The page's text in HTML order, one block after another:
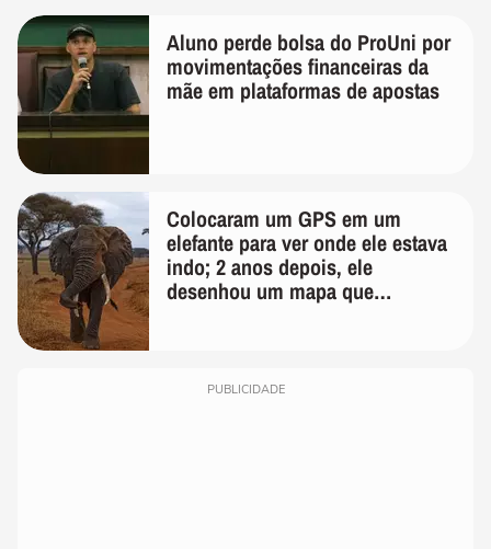
Aluno perde bolsa do ProUni por
movimentações financeiras da
mãe em plataformas de apostas
Colocaram um GPS em um
elefante para ver onde ele estava
indo; 2 anos depois, ele
desenhou um mapa que
PUBLICIDADE